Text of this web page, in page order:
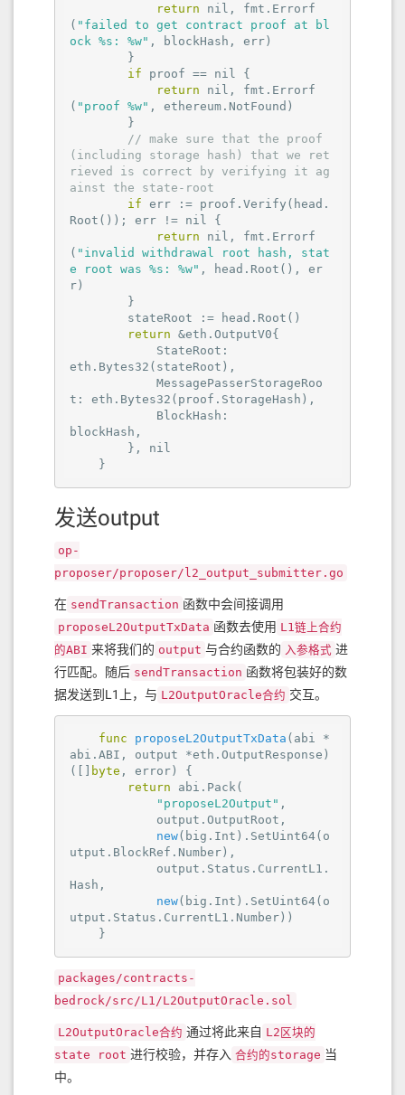
return
nil , fmt.Errorf
( "failed to get contract proof at bl
ock %s: %w" , blockHash, err)
if proof == nil
{
return
nil , fmt.Errorf
( "proof %w" , ethereum.NotFound)
// make sure that the proof
(including storage hash) that we ret
rieved is correct by verifying it ag
ainst the state-root
if err := proof.Verify(head.
Root()); err != nil
{
return
nil , fmt.Errorf
( "invalid withdrawal root hash, stat
e root was %s: %w" , head.Root(), er
r)
return &eth.OutputV0{
eth.Bytes32(stateRoot),
t: eth.Bytes32(proof.StorageHash),
blockHash,
        },
nil
    }
发送output
op-
proposer/proposer/l2_output_submitter.go
在 sendTransaction 函数中会间接调用
proposeL2OutputTxData 函数去使用 L1链上合约
的ABI 来将我们的 output 与合约函数的 入参格式 进
行匹配。随后 sendTransaction 函数将包装好的数
据发送到L1上，与 L2OutputOracle合约 交互。
func proposeL2OutputTxData (abi *
abi.ABI, output *eth.OutputResponse)
([]
byte , error)
{
return abi.Pack(
"proposeL2Output" ,
new(big.Int).SetUint64(o
utput.BlockRef.Number),
Hash,
new(big.Int).SetUint64(o
utput.Status.CurrentL1.Number))
    }
packages/contracts-
bedrock/src/L1/L2OutputOracle.sol
L2OutputOracle合约 通过将此来自 L2区块的
state root 进行校验，并存入 合约的storage 当
中。